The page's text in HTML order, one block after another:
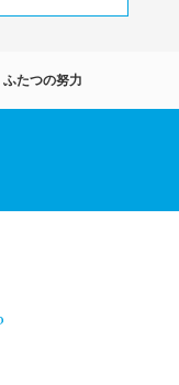
ふたつの努力